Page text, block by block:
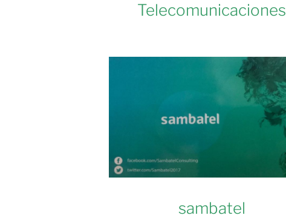
Telecomunicaciones
sambatel